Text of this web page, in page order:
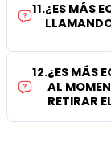
11.¿ES MÁS
12.¿ES MÁS
AL
RETIRAR